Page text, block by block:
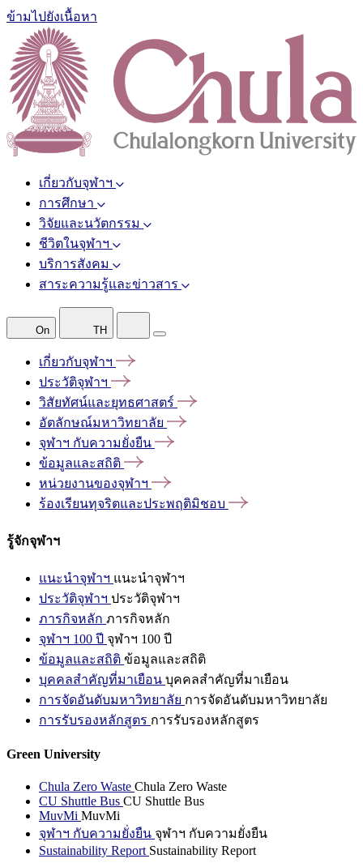
ข้ามไปยังเนื้อหา
เกี่ยวกับจุฬาฯ
การศึกษา
วิจัยและนวัตกรรม
ชีวิตในจุฬาฯ
บริการสังคม
สาระความรู้และข่าวสาร
On TH
เกี่ยวกับจุฬาฯ
ประวัติจุฬาฯ
วิสัยทัศน์และยุทธศาสตร์
อัตลักษณ์มหาวิทยาลัย
จุฬาฯ กับความยั่งยืน
ข้อมูลและสถิติ
หน่วยงานของจุฬาฯ
ร้องเรียนทุจริตและประพฤติมิชอบ
รู้จักจุฬาฯ
แนะนำจุฬาฯ แนะนำจุฬาฯ
ประวัติจุฬาฯ ประวัติจุฬาฯ
ภารกิจหลัก ภารกิจหลัก
จุฬาฯ 100 ปี จุฬาฯ 100 ปี
ข้อมูลและสถิติ ข้อมูลและสถิติ
บุคคลสำคัญที่มาเยือน บุคคลสำคัญที่มาเยือน
การจัดอันดับมหาวิทยาลัย การจัดอันดับมหาวิทยาลัย
การรับรองหลักสูตร การรับรองหลักสูตร
Green University
Chula Zero Waste Chula Zero Waste
CU Shuttle Bus CU Shuttle Bus
MuvMi MuvMi
จุฬาฯ กับความยั่งยืน จุฬาฯ กับความยั่งยืน
Sustainability Report Sustainability Report